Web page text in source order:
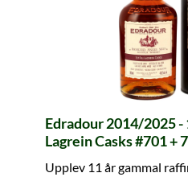
Edradour 2014/2025 -
Lagrein Casks #701 +
Upplev 11 år gammal